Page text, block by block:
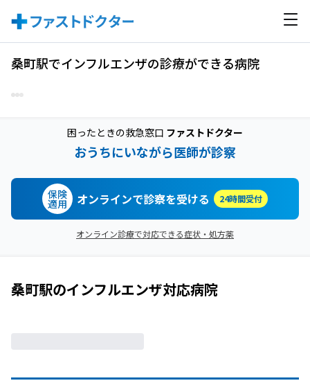
桑町駅でインフルエンザの診療ができる病院
困ったときの救急窓口 ファストドクター
おうちにいながら医師が診察
保険
適用 オンラインで診察を受ける 24時間受付
オンライン診療で対応できる症状・処方薬
桑町駅のインフルエンザ対応病院